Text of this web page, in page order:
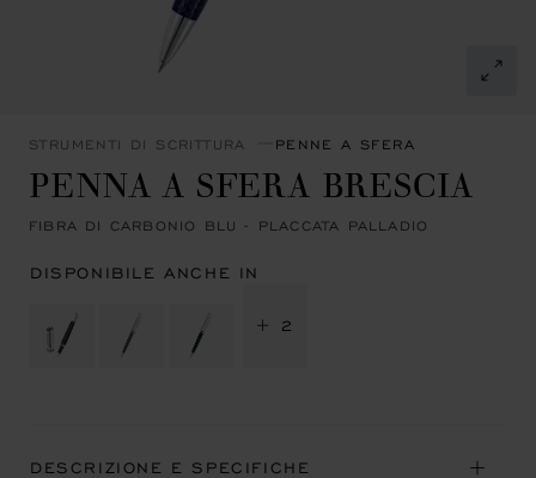
STRUMENTI DI SCRITTURA PENNE A SFERA
PENNA A SFERA BRESCIA
FIBRA DI CARBONIO BLU - PLACCATA PALLADIO
DISPONIBILE ANCHE IN
+ 2
DESCRIZIONE E SPECIFICHE